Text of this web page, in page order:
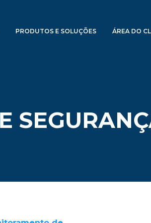
PRODUTOS E SOLUÇÕES ÁREA DO